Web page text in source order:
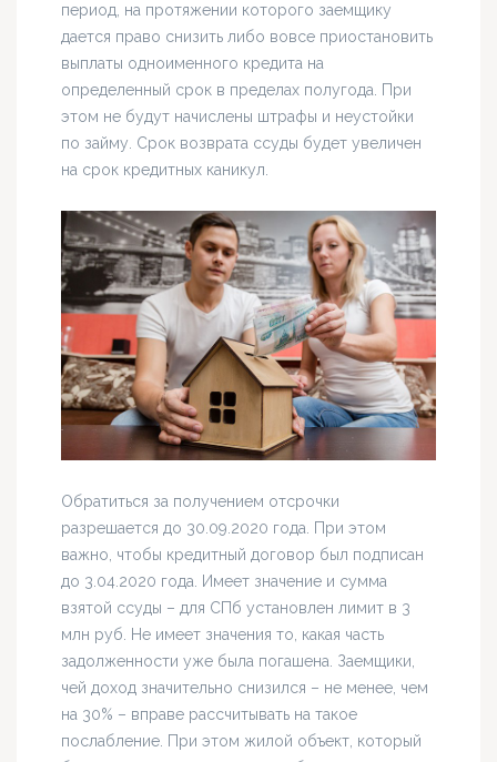
период, на протяжении которого заемщику
дается право снизить либо вовсе приостановить
выплаты одноименного кредита на
определенный срок в пределах полугода. При
этом не будут начислены штрафы и неустойки
по займу. Срок возврата ссуды будет увеличен
на срок кредитных каникул.
Обратиться за получением отсрочки
разрешается до 30.09.2020 года. При этом
важно, чтобы кредитный договор был подписан
до 3.04.2020 года. Имеет значение и сумма
взятой ссуды – для СПб установлен лимит в 3
млн руб. Не имеет значения то, какая часть
задолженности уже была погашена. Заемщики,
чей доход значительно снизился – не менее, чем
на 30% – вправе рассчитывать на такое
послабление. При этом жилой объект, который